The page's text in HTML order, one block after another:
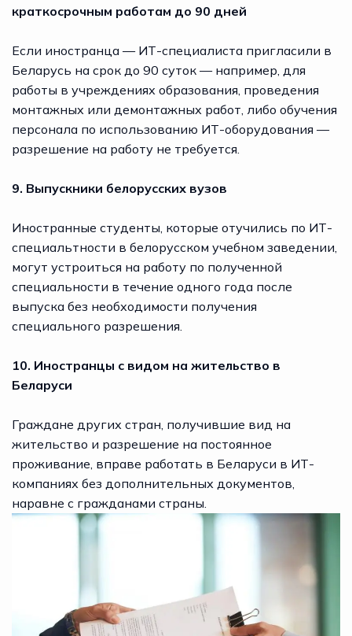
краткосрочным работам до 90 дней
Если иностранца — ИТ-специалиста пригласили в
Беларусь на срок до 90 суток — например, для
работы в учреждениях образования, проведения
монтажных или демонтажных работ, либо обучения
персонала по использованию ИТ-оборудования —
разрешение на работу не требуется.
9. Выпускники белорусских вузов
Иностранные студенты, которые отучились по ИТ-
специальтности в белорусском учебном заведении,
могут устроиться на работу по полученной
специальности в течение одного года после
выпуска без необходимости получения
специального разрешения.
10. Иностранцы с видом на жительство в
Беларуси
Граждане других стран, получившие вид на
жительство и разрешение на постоянное
проживание, вправе работать в Беларуси в ИТ-
компаниях без дополнительных документов,
наравне с гражданами страны.